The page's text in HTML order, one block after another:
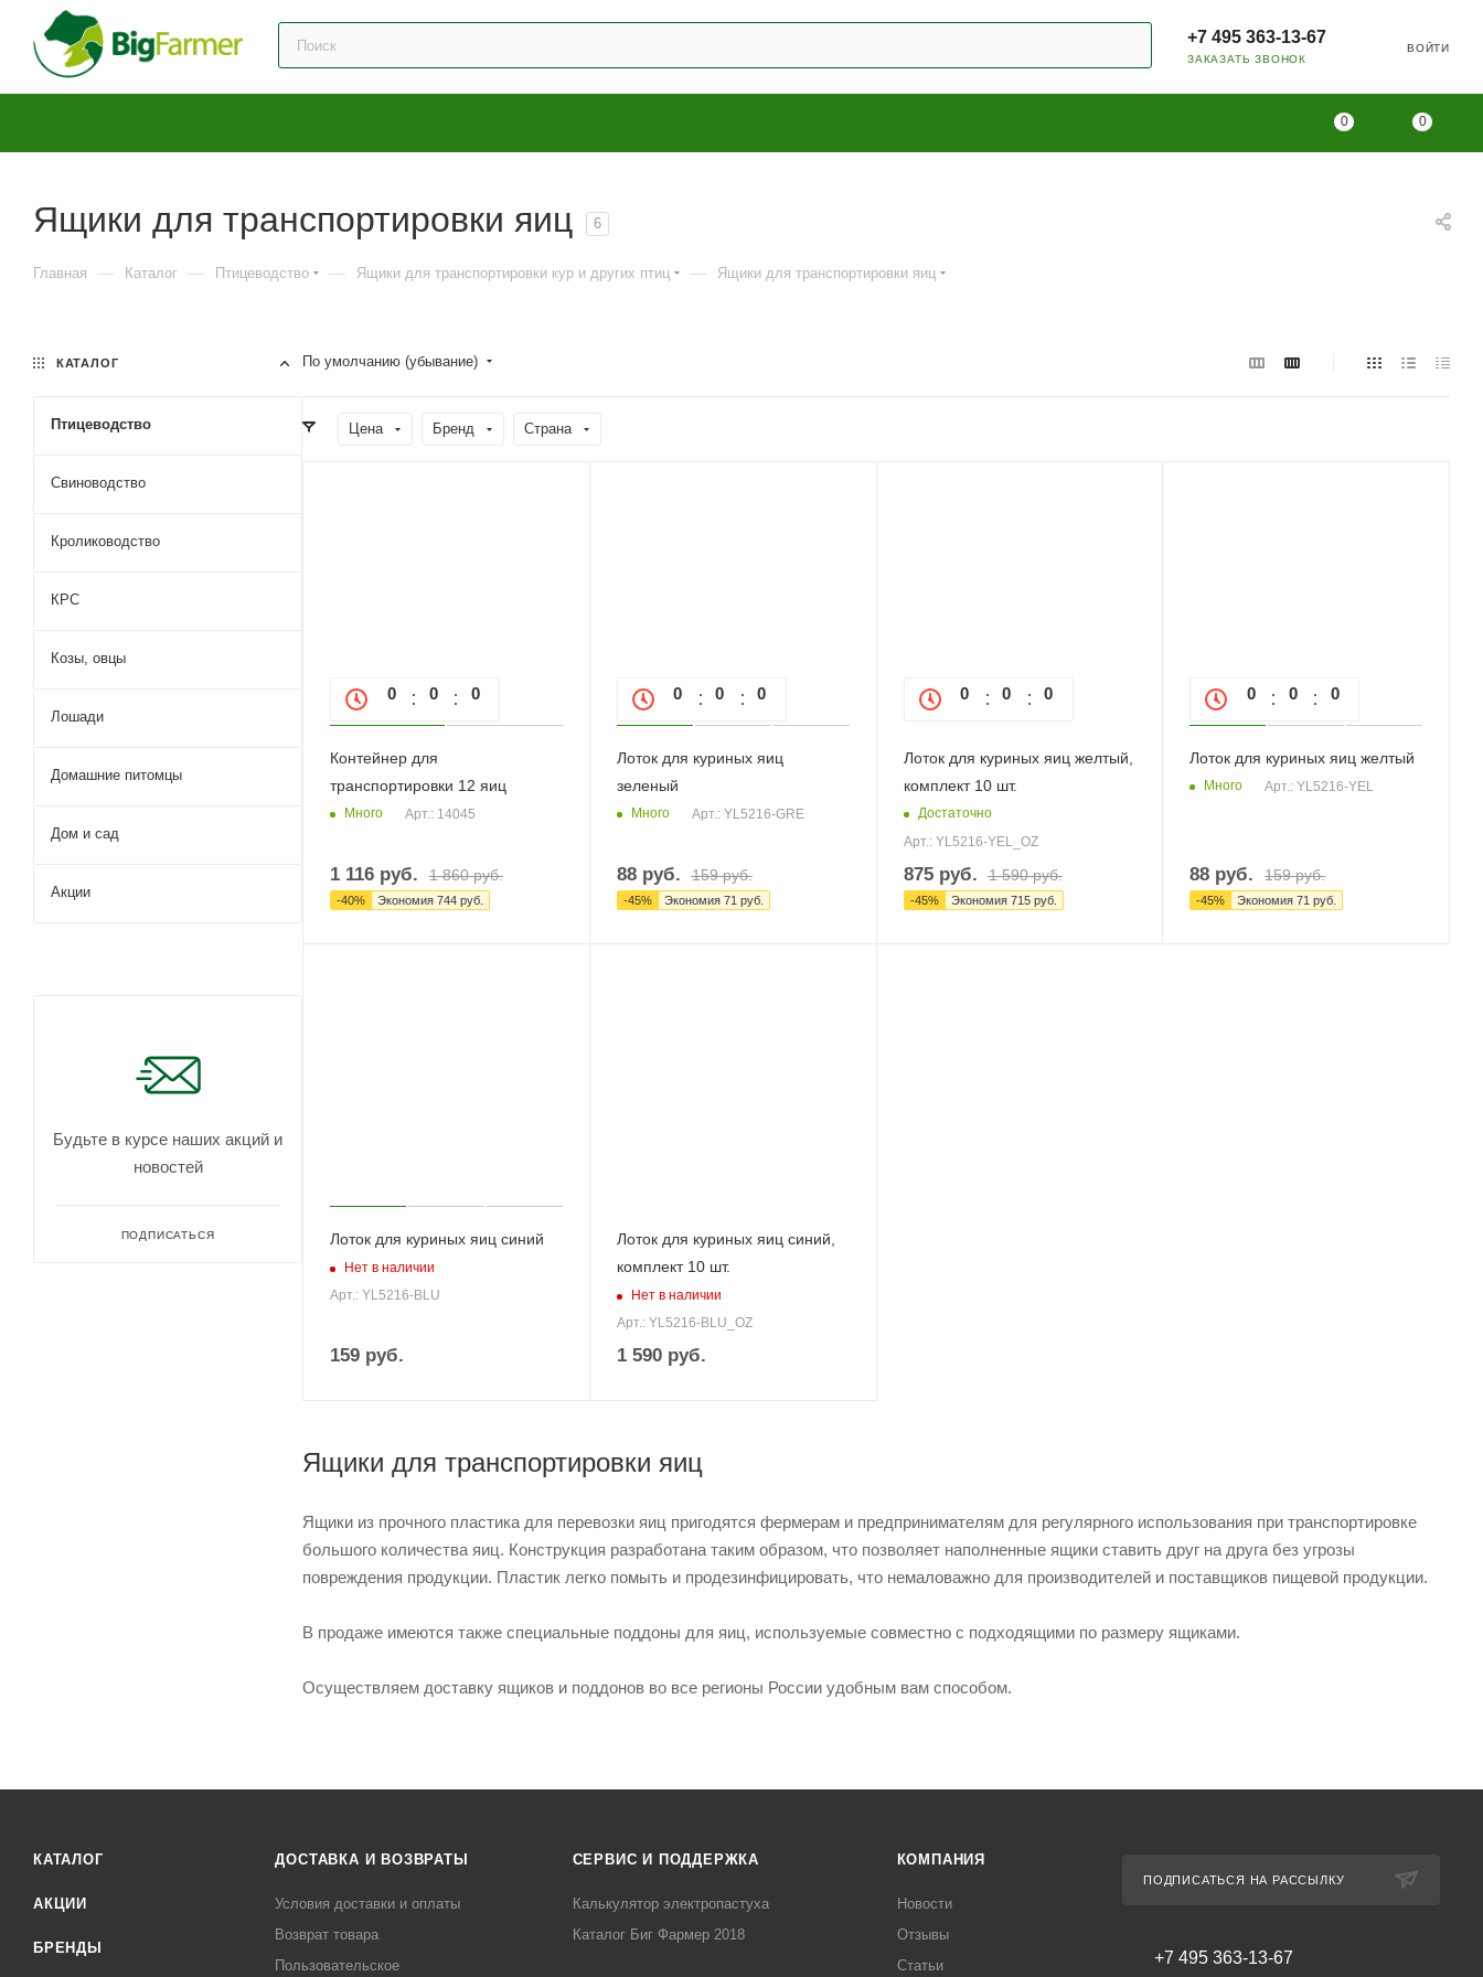
+7 495 363-13-67
ЗАКАЗАТЬ ЗВОНОК
ВОЙТИ
0 0
Ящики для транспортировки яиц 6
Главная — Каталог — Птицеводство — Ящики для транспортировки кур и других птиц — Ящики для транспортировки яиц
По умолчанию (убывание)
Цена Бренд Страна
0 0 0
Контейнер для
транспортировки 12 яиц
Много Арт.: 14045
1 116 руб. 1 860руб.
-40% Экономия 744 руб.
0 0 0
Лоток для куриных яиц
зеленый
Много Арт.: YL5216-GRE
88руб. 159руб.
-45% Экономия 71 руб.
0 0 0
Лоток для куриных яиц желтый,
комплект 10 шт.
Достаточно
Арт.: YL5216-YEL_OZ
875руб. 1 590руб.
-45% Экономия 715руб.
0 0 0
Лоток для куриных яиц желтый
Много Арт.: YL5216-YEL
88 руб. 159руб.
-45% Экономия 71 руб.
Лоток для куриных яиц синий
Нет в наличии
Арт.: YL5216-BLU
159 руб.
Лоток для куриных яиц синий,
комплект 10 шт.
Нет в наличии
Арт.: YL5216-BLU_OZ
1 590руб.
Ящики для транспортировки яиц
Ящики из прочного пластика для перевозки яиц пригодятся фермерам и предпринимателям для регулярного использования при транспортировке
большого количества яиц. Конструкция разработана таким образом, что позволяет наполненные ящики ставить друг на друга без угрозы
повреждения продукции. Пластик легко помыть и продезинфицировать, что немаловажно для производителей и поставщиков пищевой продукции.
В продаже имеются также специальные поддоны для яиц, используемые совместно с подходящими по размеру ящиками.
Осуществляем доставку ящиков и поддонов во все регионы России удобным вам способом.
КАТАЛОГ
Птицеводство
Свиноводство
Кролиководство
КРС
Козы, овцы
Лошади
Домашние питомцы
Дом и сад
Акции
Будьте в курсе наших акций и
новостей
ПОДПИСАТЬСЯ
КАТАЛОГ
АКЦИИ
БРЕНДЫ
ДОСТАВКА И ВОЗВРАТЫ
Условия доставки и оплаты
Возврат товара
Пользовательское
СЕРВИС И ПОДДЕРЖКА
Калькулятор электропастуха
Каталог Биг Фармер 2018
КОМПАНИЯ
Новости
Отзывы
Статьи
ПОДПИСАТЬСЯ НА РАССЫЛКУ
+7 495 363-13-67